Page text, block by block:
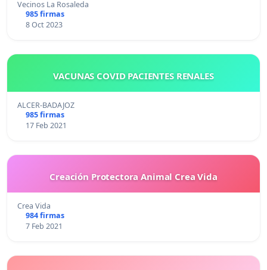
Vecinos La Rosaleda
985 firmas
8 Oct 2023
VACUNAS COVID PACIENTES RENALES
ALCER-BADAJOZ
985 firmas
17 Feb 2021
Creación Protectora Animal Crea Vida
Crea Vida
984 firmas
7 Feb 2021